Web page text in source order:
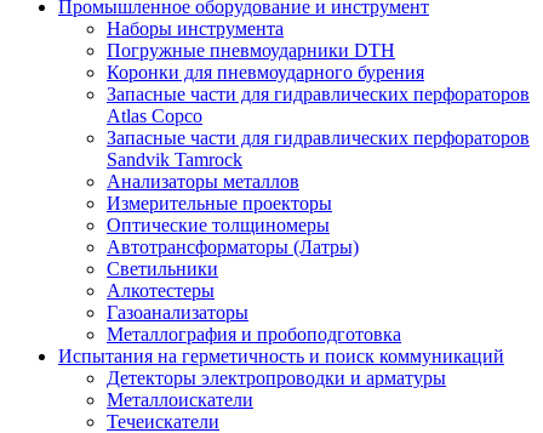
Промышленное оборудование и инструмент
Наборы инструмента
Погружные пневмоударники DTH
Коронки для пневмоударного бурения
Запасные части для гидравлических перфораторов
Atlas Copco
Запасные части для гидравлических перфораторов
Sandvik Tamrock
Анализаторы металлов
Измерительные проекторы
Оптические толщиномеры
Автотрансформаторы (Латры)
Светильники
Алкотестеры
Газоанализаторы
Металлография и пробоподготовка
Испытания на герметичность и поиск коммуникаций
Детекторы электропроводки и арматуры
Металлоискатели
Течеискатели